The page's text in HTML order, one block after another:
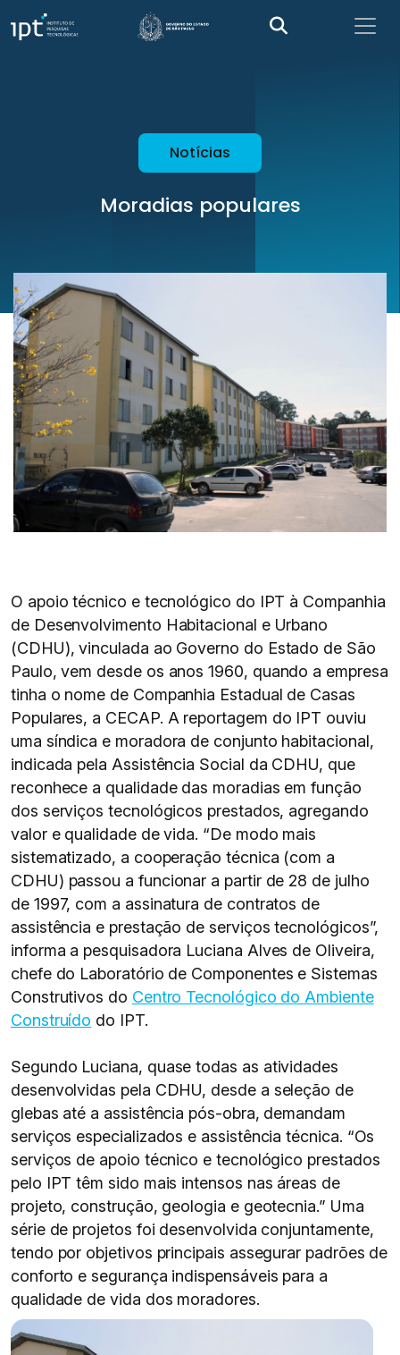
Notícias
Moradias populares
O apoio técnico e tecnológico do IPT à Companhia
de Desenvolvimento Habitacional e Urbano
(CDHU), vinculada ao Governo do Estado de São
Paulo, vem desde os anos 1960, quando a empresa
tinha o nome de Companhia Estadual de Casas
Populares, a CECAP. A reportagem do IPT ouviu
uma síndica e moradora de conjunto habitacional,
indicada pela Assistência Social da CDHU, que
reconhece a qualidade das moradias em função
dos serviços tecnológicos prestados, agregando
valor e qualidade de vida. “De modo mais
sistematizado, a cooperação técnica (com a
CDHU) passou a funcionar a partir de 28 de julho
de 1997, com a assinatura de contratos de
assistência e prestação de serviços tecnológicos”,
informa a pesquisadora Luciana Alves de Oliveira,
chefe do Laboratório de Componentes e Sistemas
Construtivos do Centro Tecnológico do Ambiente
Construído do IPT.
Segundo Luciana, quase todas as atividades
desenvolvidas pela CDHU, desde a seleção de
glebas até a assistência pós-obra, demandam
serviços especializados e assistência técnica. “Os
serviços de apoio técnico e tecnológico prestados
pelo IPT têm sido mais intensos nas áreas de
projeto, construção, geologia e geotecnia.” Uma
série de projetos foi desenvolvida conjuntamente,
tendo por objetivos principais assegurar padrões de
conforto e segurança indispensáveis para a
qualidade de vida dos moradores.